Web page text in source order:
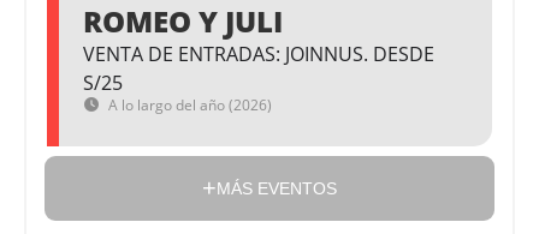
ROMEO Y JULI
VENTA DE ENTRADAS: JOINNUS. DESDE
S/25
A lo largo del año (2026)
MÁS EVENTOS